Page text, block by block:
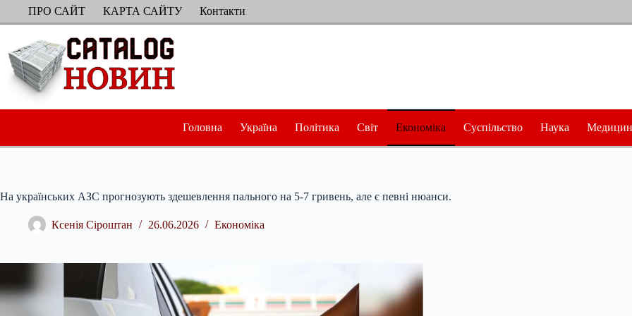
ПерейтиПРО САЙТ КАРТА САЙТУ Контакти
Головна Україна Політика Світ Економіка Суспільство Наука
На українських АЗС прогнозують здешевлення пального на 5-7 гривень, але є певні нюанси.
Ксенія Сіроштан 26.06.2026 Економіка